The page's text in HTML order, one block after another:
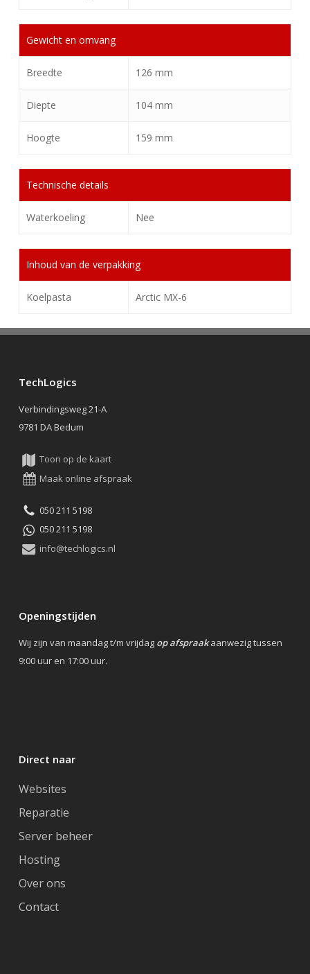
Gewicht en omvang
Breedte 126 mm
Diepte 104 mm
Hoogte 159 mm
Technische details
Waterkoeling Nee
Inhoud van de verpakking
Koelpasta Arctic MX-6
TechLogics
Verbindingsweg 21-A
9781 DA Bedum
Toon op de kaart
Maak online afspraak
050 211 5198
050 211 5198
info@techlogics.nl
Openingstijden
Wij zijn van maandag t/m vrijdag op afspraakaanwezig tussen
9:00 uur en 17:00 uur.
Direct naar
Websites
Reparatie
Server beheer
Hosting
Over ons
Contact